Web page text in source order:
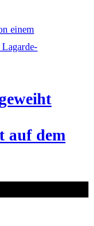
auf dem